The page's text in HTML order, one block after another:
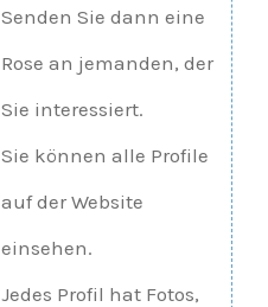
Senden Sie dann eine
Rose an jemanden, der
Sie interessiert.
Sie können alle Profile
auf der Website
einsehen.
Jedes Profil hat Fotos,